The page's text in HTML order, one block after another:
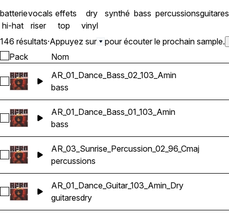
batterievocals effets dry synthé bass percussionsguitares
hi-hat
riser top
vinyl
146 résultats·Appuyez sur
pour écouter le prochain sample.
Pack
Nom
Sélectionnez AR_01_Dance_Bass_02_103_Amin
AR_01_Dance_Bass_02_103_Amin
bass
Sélectionnez AR_01_Dance_Bass_01_103_Amin
AR_01_Dance_Bass_01_103_Amin
bass
Sélectionnez AR_03_Sunrise_Percussion_02_96_Cmaj
AR_03_Sunrise_Percussion_02_96_Cmaj
percussions
Sélectionnez AR_01_Dance_Guitar_103_Amin_Dry
AR_01_Dance_Guitar_103_Amin_Dry
guitaresdry